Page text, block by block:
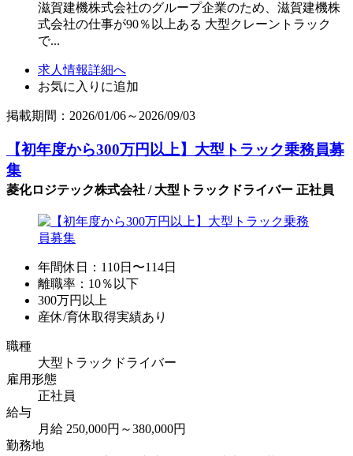
滋賀建機株式会社のグループ企業のため、滋賀建機株
式会社の仕事が90％以上ある 大型クレーントラック
で...
求人情報詳細へ
お気に入りに追加
掲載期間：2026/01/06～2026/09/03
【初年度から300万円以上】大型トラック乗務員募
集
菱化ロジテック株式会社 / 大型トラックドライバー 正社員
年間休日：110日〜114日
離職率：10％以下
300万円以上
産休/育休取得実績あり
職種
大型トラックドライバー
雇用形態
正社員
給与
月給 250,000円～380,000円
勤務地